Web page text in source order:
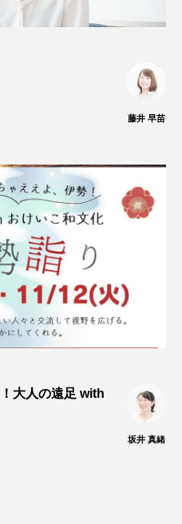
藤井 早苗
大人の遠足 with
坂井 真緒